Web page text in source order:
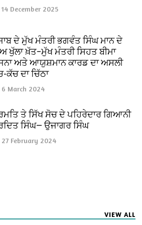
14 December 2025
ਦੇ ਮੁੱਖ ਮੰਤਰੀ ਭਗਵੰਤ ਸਿੰਘ ਮਾਨ ਦੇ
ਖੁੱਲਾ ਖ਼ੱਤ–ਮੁੱਖ ਮੰਤਰੀ ਸਿਹਤ ਬੀਮਾ
ਅਤੇ ਆਯੁਸ਼ਮਾਨ ਕਾਰਡ ਦਾ ਅਸਲੀ
ਕੱਚ ਦਾ ਚਿੱਠਾ
6 March 2024
ਤੇ ਸਿੱਖ ਸੋਚ ਦੇ ਪਹਿਰੇਦਾਰ ਗਿਆਨੀ
ਸਿੰਘ— ਉਜਾਗਰ ਸਿੰਘ
27 February 2024
VIEW ALL